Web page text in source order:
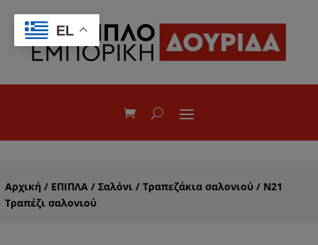
Αρχική / ΕΠΙΠΛΑ / Σαλόνι / Τραπεζάκια σαλονιού / Ν21
Τραπέζι σαλονιού
EL